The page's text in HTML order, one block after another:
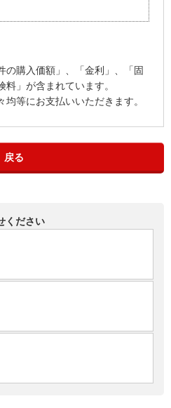
の購入価額」、「金利」、「固
」が含まれています。
等にお支払いいただきます。
戻る
ください